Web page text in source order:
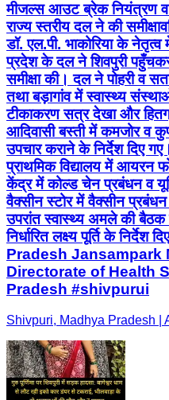
मीजल्स आउट ब्रेक नियंत्रण व
राज्य स्तरीय दल ने की
डॉ. एल.पी. भाकोरिया के नेतृत्व
प्रदेश के दल ने शिवपुरी
समीक्षा की। दल ने पोहरी व
तथा बड़ागांव में स्वास्थ्य
टीकाकरण सत्र देखा और
आदिवासी बस्ती में कमजोर व
उपचार कराने के निर्देश दिए
प्राथमिक विद्यालय में आयरन
केंद्र में कोल्ड चेन प्रबंधन व
वैक्सीन स्टोर में वैक्सीन
उपरांत स्वास्थ्य अमले की बैठक
निर्धारित लक्ष्य पूर्ति के
Pradesh Jansampark
Directorate of Health
Pradesh #shivpurui
Shivpuri, Madhya Pradesh |